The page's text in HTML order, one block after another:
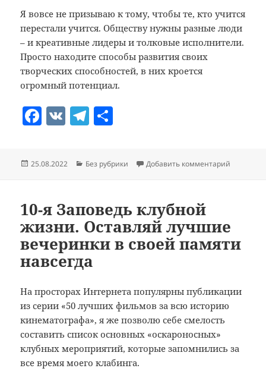
Я вовсе не призываю к тому, чтобы те, кто учится
перестали учится. Обществу нужны разные люди
– и креативные лидеры и толковые исполнители.
Просто находите способы развития своих
творческих способностей, в них кроется
огромный потенциал.
F
e
o
o
k
V T
gr
m
р
в
и
т
Опубликовано
25.08.2022 Рубрики
Без рубрики Добавить комментарий
10-я Заповедь клубной
жизни. Оставляй лучшие
вечеринки в своей памяти
навсегда
На просторах Интернета популярны публикации
из серии «50 лучших фильмов за всю историю
кинематографа», я же позволю себе смелость
составить список основных «оскароносных»
клубных мероприятий, которые запомнились за
все время моего клабинга.